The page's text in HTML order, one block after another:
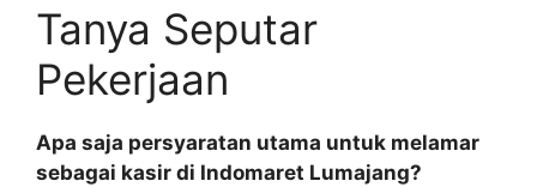
Tanya Seputar
Pekerjaan
Apa saja persyaratan utama untuk melamar
sebagai kasir di Indomaret Lumajang?